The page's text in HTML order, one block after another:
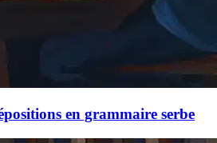
en grammaire serbe